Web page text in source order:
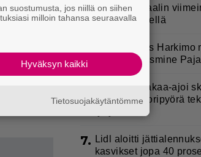
minuuttia.
4. Eppu Normaalin
esitetään Ylellä
5.
Uuno: Hjallis Harkimo
naimisiin Jasmine
Virkavalta takaa-ajoi
poliisimoottoripyörä
7. Lidl aloitti
kasvikset jopa 40
suostumusta, jos niillä on siihen
milloin tahansa seuraavalla
Hyväksyn kaikki
Tietosuojakäytäntömme